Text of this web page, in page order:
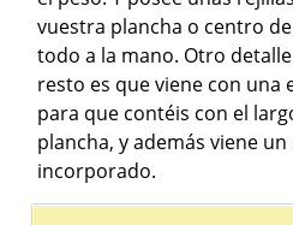
vuestra plancha o centro
todo a la mano. Otro
resto es que viene con una
para que contéis con el
plancha, y además viene
incorporado.